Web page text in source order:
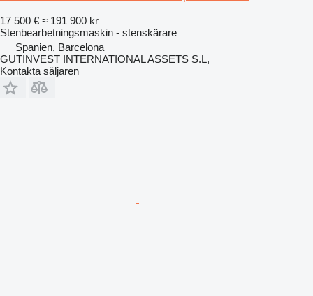
17 500 € ≈ 191 900 kr
Stenbearbetningsmaskin - stenskärare
Spanien, Barcelona
GUTINVEST INTERNATIONAL ASSETS S.L,
Kontakta säljaren